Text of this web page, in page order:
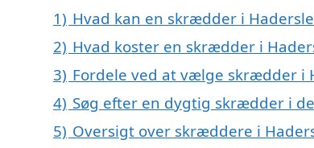
1) Hvad kan en skrædder i
2) Hvad koster en skrædder i
3) Fordele ved at vælge skrædder i
4) Søg efter en dygtig skrædder i
5) Oversigt over skræddere i